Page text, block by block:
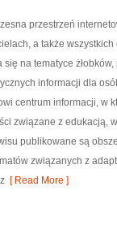
przestrzeń
a także
się na tematyce
informacji dla
centrum informacji, w
związane z edukacją,
publikowane są
związanych z
[ Read More ]